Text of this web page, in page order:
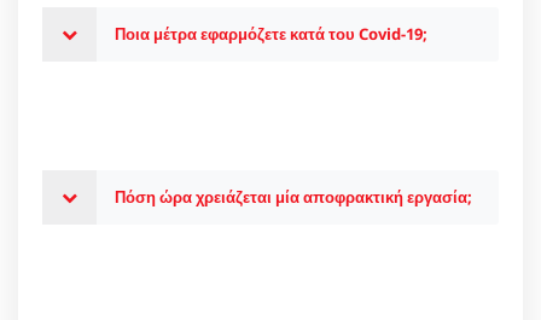
Ποια μέτρα εφαρμόζετε κατά του Covid-19;
Πόση ώρα χρειάζεται μία αποφρακτική εργασία;